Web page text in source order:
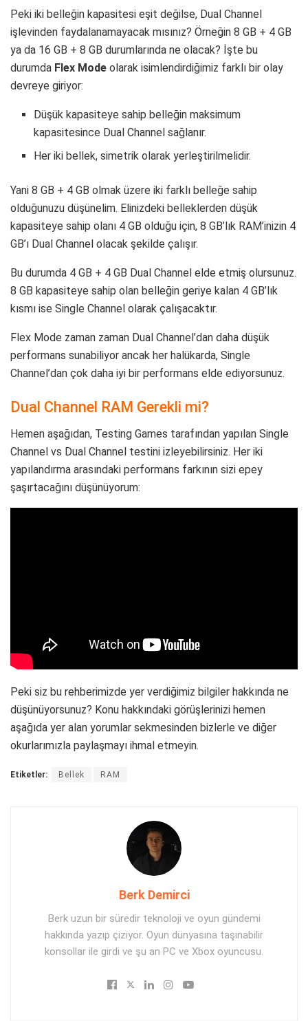
Peki iki belleğin kapasitesi eşit değilse, Dual Channel
işlevinden faydalanamayacak mısınız? Örneğin 8 GB + 4 GB
ya da 16 GB + 8 GB durumlarında ne olacak? İşte bu
durumda Flex Mode olarak isimlendirdiğimiz farklı bir olay
devreye giriyor:
Düşük kapasiteye sahip belleğin maksimum
kapasitesince Dual Channel sağlanır.
Her iki bellek, simetrik olarak yerleştirilmelidir.
Yani 8 GB + 4 GB olmak üzere iki farklı belleğe sahip
olduğunuzu düşünelim. Elinizdeki belleklerden düşük
kapasiteye sahip olanı 4 GB olduğu için, 8 GB’lık RAM’inizin 4
GB’ı Dual Channel olacak şekilde çalışır.
Bu durumda 4 GB + 4 GB Dual Channel elde etmiş olursunuz.
8 GB kapasiteye sahip olan belleğin geriye kalan 4 GB’lık
kısmı ise Single Channel olarak çalışacaktır.
Flex Mode zaman zaman Dual Channel’dan daha düşük
performans sunabiliyor ancak her halükarda, Single
Channel’dan çok daha iyi bir performans elde ediyorsunuz.
Dual Channel RAM Gerekli mi?
Hemen aşağıdan, Testing Games tarafından yapılan Single
Channel vs Dual Channel testini izleyebilirsiniz. Her iki
yapılandırma arasındaki performans farkının sizi epey
şaşırtacağını düşünüyorum:
Peki siz bu rehberimizde yer verdiğimiz bilgiler hakkında ne
düşünüyorsunuz? Konu hakkındaki görüşlerinizi hemen
aşağıda yer alan yorumlar sekmesinden bizlerle ve diğer
okurlarımızla paylaşmayı ihmal etmeyin.
Etiketler: Bellek RAM
Berk Demirci
Berk uzun bir süredir teknoloji ve oyun gündemi
hakkında yazıp çiziyor. Oyun dünyasına taşınabilir
konsollar ile girdi ve şu an PC ve Xbox oyuncusu.